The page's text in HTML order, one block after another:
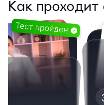
Как проходит